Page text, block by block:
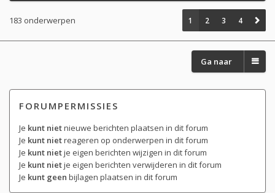
183 onderwerpen 1 2 3 4
Ga naar
FORUMPERMISSIES
Je kunt nietnieuwe berichten plaatsen in dit forum
Je kunt nietreageren op onderwerpen in dit forum
Je kunt nietje eigen berichten wijzigen in dit forum
Je kunt nietje eigen berichten verwijderen in dit forum
Je kunt geen bijlagen plaatsen in dit forum